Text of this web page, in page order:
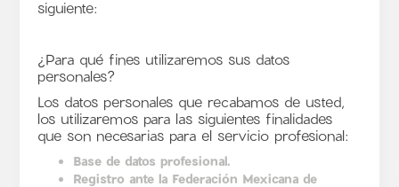
siguiente:
¿Para qué fines utilizaremos sus datos
personales?
Los datos personales que recabamos de usted,
los utilizaremos para las siguientes finalidades
que son necesarias para el servicio profesional:
Base de datos profesional.
Registro ante la Federación Mexicana de